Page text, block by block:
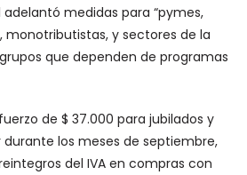
medidas para “pymes,
monotributistas, y sectores de la
que dependen de programas
de $ 37.000 para jubilados y
los meses de septiembre,
del IVA en compras con